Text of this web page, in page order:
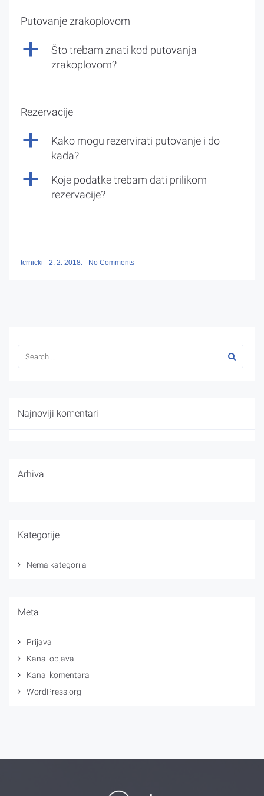
Putovanje zrakoplovom
a
Što trebam znati kod putovanja
zrakoplovom?
Rezervacije
a
Kako mogu rezervirati putovanje i do
kada?
a
Koje podatke trebam dati prilikom
rezervacije?
tcrnicki - 2. 2. 2018. - No Comments
Najnoviji komentari
Arhiva
Kategorije
Nema kategorija
Meta
Prijava
Kanal objava
Kanal komentara
WordPress.org